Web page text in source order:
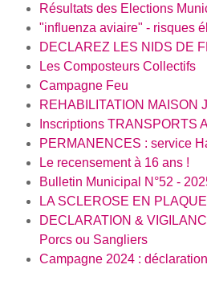
Résultats des Elections
"influenza aviaire" - risques
DECLAREZ LES NIDS DE
Les Composteurs Collectifs
Campagne Feu
REHABILITATION MAISON
Inscriptions TRANSPORTS
PERMANENCES : service
Le recensement à 16 ans !
Bulletin Municipal N°52 -
LA SCLEROSE EN PLAQUE
DECLARATION &
Porcs ou Sangliers
Campagne 2024 :